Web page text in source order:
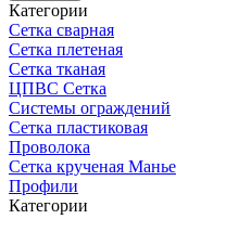
Категории
Сетка сварная
Сетка плетеная
Сетка тканая
ЦПВС Сетка
Системы ограждений
Сетка пластиковая
Проволока
Сетка крученая Манье
Профили
Категории